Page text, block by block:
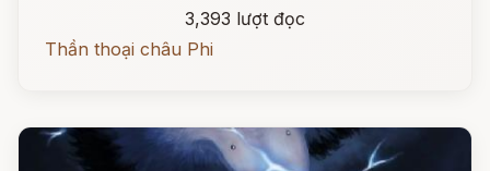
3,393 lượt đọc
Thần thoại châu Phi